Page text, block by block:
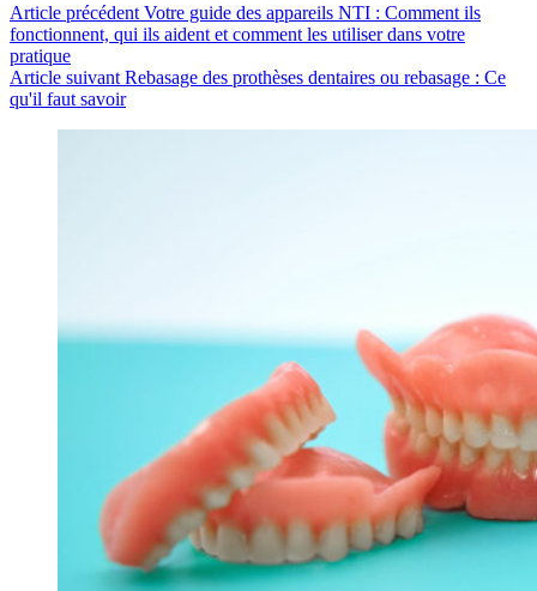
Article précédent Votre guide des appareils NTI : Comment ils
fonctionnent, qui ils aident et comment les utiliser dans votre
pratique
Article suivant Rebasage des prothèses dentaires ou rebasage : Ce
qu'il faut savoir